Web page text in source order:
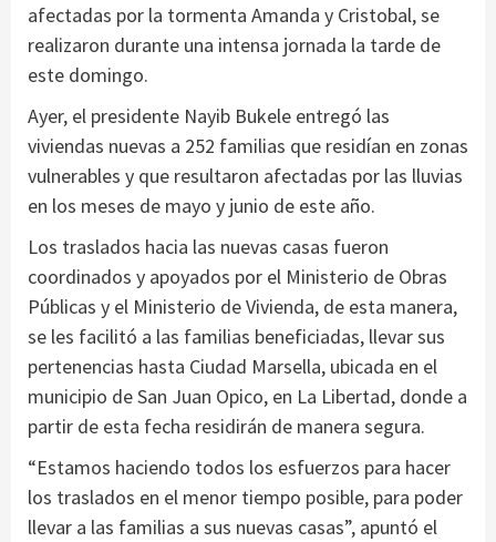
afectadas por la tormenta Amanda y Cristobal, se
realizaron durante una intensa jornada la tarde de
este domingo.
Ayer, el presidente Nayib Bukele entregó las
viviendas nuevas a 252 familias que residían en zonas
vulnerables y que resultaron afectadas por las lluvias
en los meses de mayo y junio de este año.
Los traslados hacia las nuevas casas fueron
coordinados y apoyados por el Ministerio de Obras
Públicas y el Ministerio de Vivienda, de esta manera,
se les facilitó a las familias beneficiadas, llevar sus
pertenencias hasta Ciudad Marsella, ubicada en el
municipio de San Juan Opico, en La Libertad, donde a
partir de esta fecha residirán de manera segura.
“Estamos haciendo todos los esfuerzos para hacer
los traslados en el menor tiempo posible, para poder
llevar a las familias a sus nuevas casas”, apuntó el